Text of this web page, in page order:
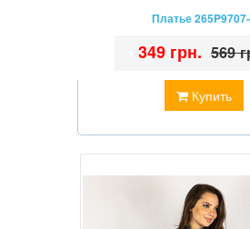
Платье
Купить
349 грн. 569